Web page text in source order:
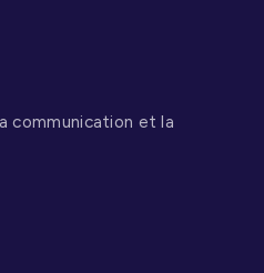
communication et la